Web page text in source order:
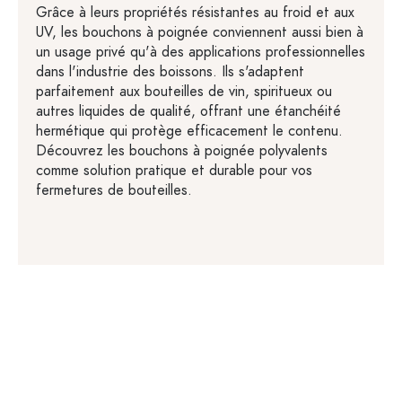
Grâce à leurs propriétés résistantes au froid et aux
UV, les bouchons à poignée conviennent aussi bien à
un usage privé qu'à des applications professionnelles
dans l'industrie des boissons. Ils s'adaptent
parfaitement aux bouteilles de vin, spiritueux ou
autres liquides de qualité, offrant une étanchéité
hermétique qui protège efficacement le contenu.
Découvrez les bouchons à poignée polyvalents
comme solution pratique et durable pour vos
fermetures de bouteilles.